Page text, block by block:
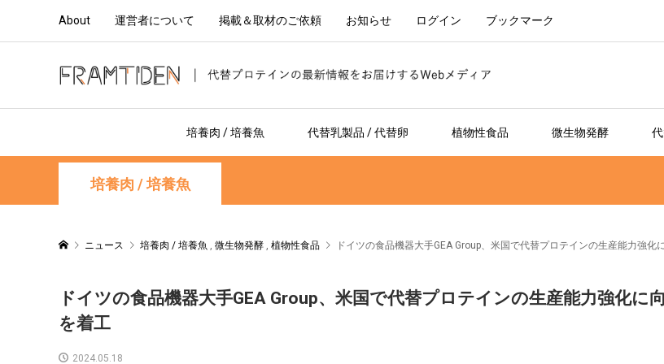
About 運営者について 掲載＆取材のご依頼 お知らせ ログイン ブックマーク
培養肉 / 培養魚 代替乳製品 / 代替卵 植物性食品 微生物発酵
培養肉 / 培養魚
ニュース 培養肉 / 培養魚 , 微生物発酵 , 植物性食品 ドイツの食品機器大手GEA Group、米国で代替プロテインの生産能力強化
ドイツの食品機器大手GEA Group、米国で代替プロテインの生産能力強化に
を着工
2024.05.18